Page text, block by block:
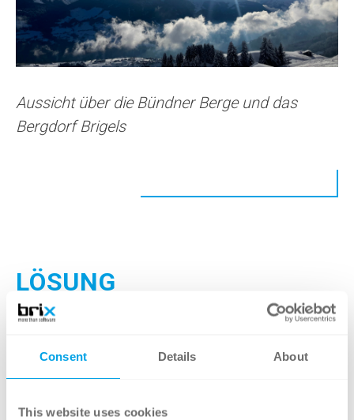
Consent Details About
This website uses cookies
Aussicht über die Bündner Berge und das
Bergdorf Brigels
LÖSUNG
und Moderation des Start-Workshops, mit
dem die ProM-Werkstatt offiziell startete. Ziel
war es, den Teilnehmenden ein gemeinsames